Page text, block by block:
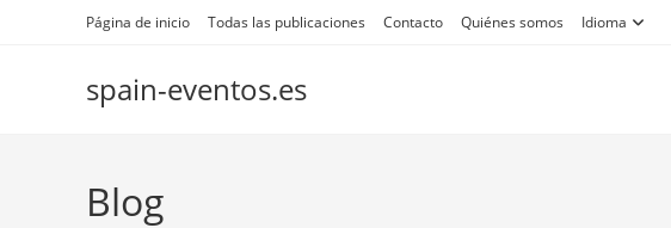
Página de inicio Todas las publicaciones Contacto Quiénes somos Idioma
spain-eventos.es
Blog